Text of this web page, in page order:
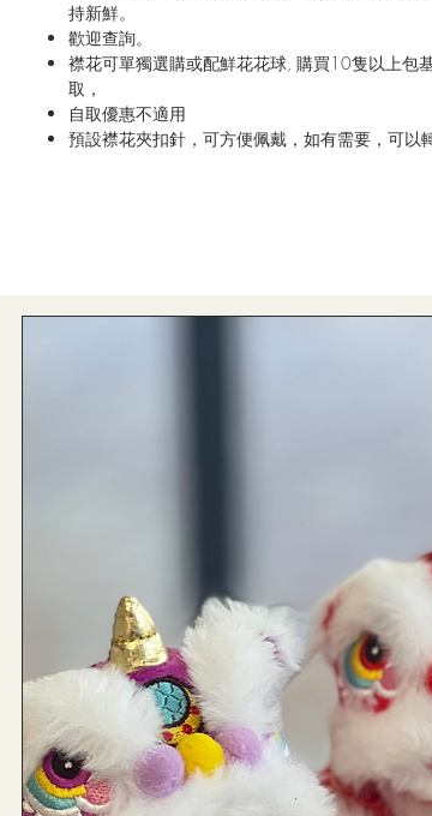
持新鮮。
歡迎查詢。
襟花可單獨選購或配鮮花花球, 購買10隻以上包
取，
自取優惠不適用
預設襟花夾扣針，可方便佩戴，如有需要，可以